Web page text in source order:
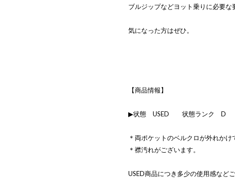
ブルジップなどヨット乗りに必要な
気になった方はぜひ。
【商品情報】
▶状態 USED 状態ランク D
＊両ポケットのベルクロが外れかけ
＊襟汚れがございます。
USED商品につき多少の使用感など